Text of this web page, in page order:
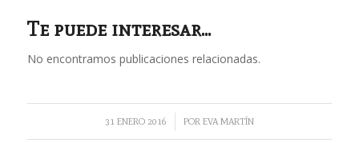
Te puede interesar...
No encontramos publicaciones relacionadas.
31 ENERO 2016
/ POR EVA MARTÍN